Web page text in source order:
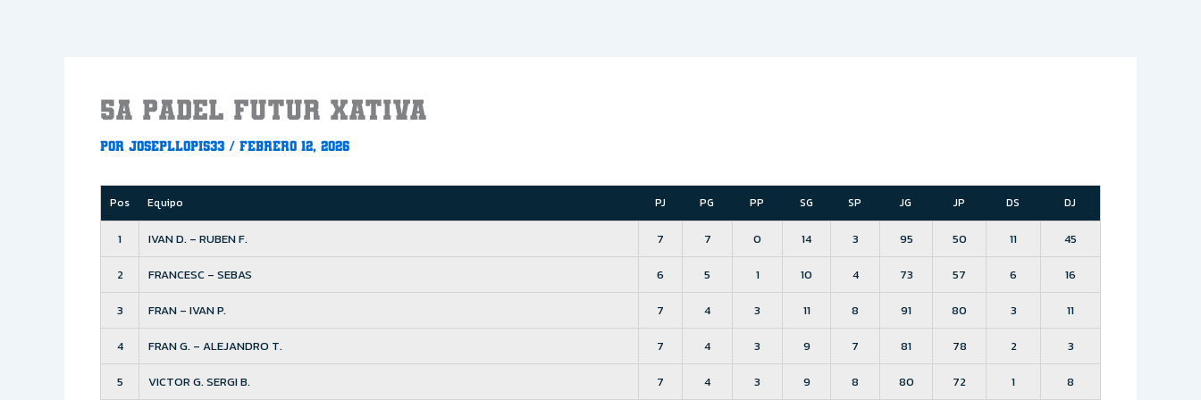
5a PADEL FUTUR XATIVA
Por Josepllopis33 / febrero 12, 2026
Pos Equipo PJ PG PP SG SP JG JP DS DJ
1 IVAN D. – RUBEN F. 7 7 0 14 3 95 50 11 45
2 FRANCESC – SEBAS 6 5 1 10 4 73 57 6 16
3 FRAN – IVAN P. 7 4 3 11 8 91 80 3 11
4 FRAN G. – ALEJANDRO T. 7 4 3 9 7 81 78 2 3
5 VICTOR G. SERGI B. 7 4 3 9 8 80 72 1 8